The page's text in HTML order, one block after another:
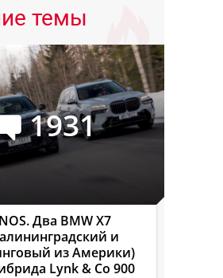
темы
1931
Два BMW X7
и
из Америки)
Lynk & Co 900